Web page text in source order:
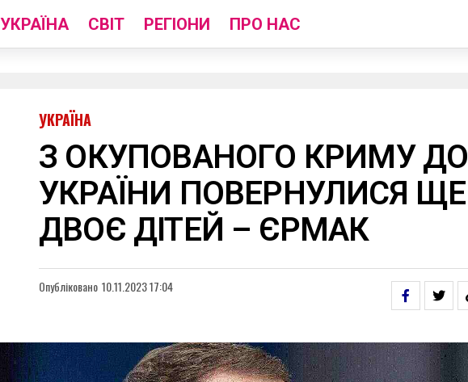
УКРАЇНА СВІТ РЕГІОНИ ПРО НАС
УКРАЇНА
З ОКУПОВАНОГО КРИМУ ДО
УКРАЇНИ ПОВЕРНУЛИСЯ ЩЕ
ДВОЄ ДІТЕЙ – ЄРМАК
Опубліковано 10.11.2023 17:04